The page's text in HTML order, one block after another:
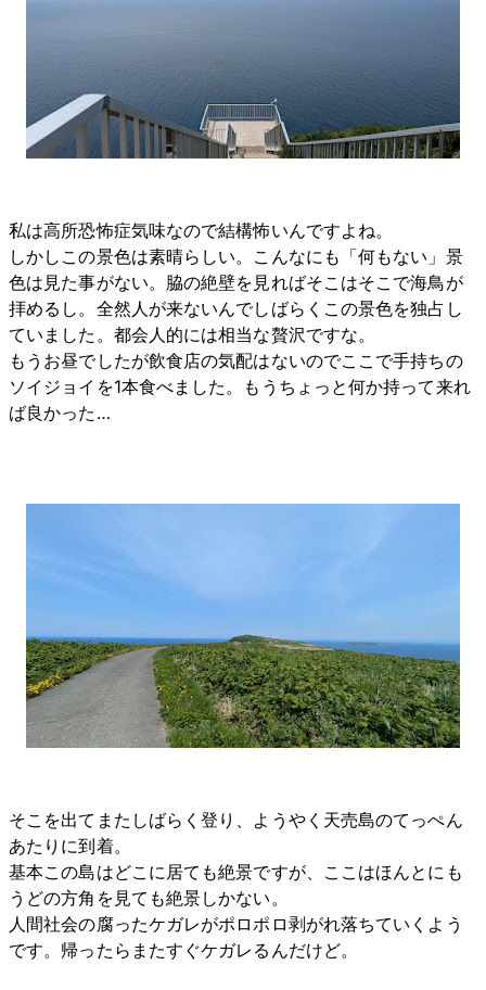
私は高所恐怖症気味なので結構怖いんですよね。
しかしこの景色は素晴らしい。こんなにも「何もない」景
色は見た事がない。脇の絶壁を見ればそこはそこで海鳥が
拝めるし。全然人が来ないんでしばらくこの景色を独占し
ていました。都会人的には相当な贅沢ですな。
もうお昼でしたが飲食店の気配はないのでここで手持ちの
ソイジョイを1本食べました。もうちょっと何か持って来れ
ば良かった…
そこを出てまたしばらく登り、ようやく天売島のてっぺん
あたりに到着。
基本この島はどこに居ても絶景ですが、ここはほんとにも
うどの方角を見ても絶景しかない。
人間社会の腐ったケガレがポロポロ剥がれ落ちていくよう
です。帰ったらまたすぐケガレるんだけど。